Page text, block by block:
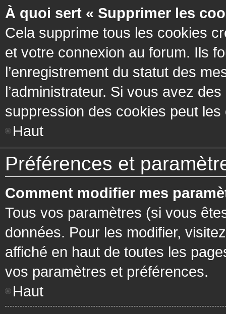
À quoi sert « Supprimer les
Cela supprime tous les cookies
et votre connexion au forum. Ils
l’enregistrement du statut des
l’administrateur. Si vous avez
suppression des cookies peut les
Haut
Préférences et
Comment modifier mes
Tous vos paramètres (si vous
données. Pour les modifier,
affiché en haut de toutes les
vos paramètres et préférences.
Haut